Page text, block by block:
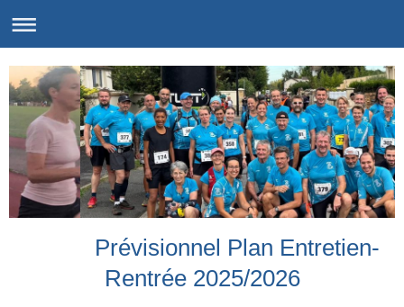
Prévisionnel Plan Entretien-
Rentrée 2025/2026